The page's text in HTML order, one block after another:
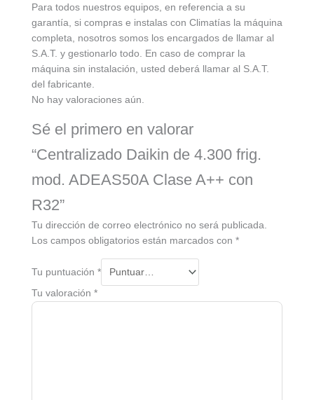
Para todos nuestros equipos, en referencia a su
garantía, si compras e instalas con Climatías la máquina
completa, nosotros somos los encargados de llamar al
S.A.T. y gestionarlo todo. En caso de comprar la
máquina sin instalación, usted deberá llamar al S.A.T.
del fabricante.
No hay valoraciones aún.
Sé el primero en valorar
“Centralizado Daikin de 4.300 frig.
mod. ADEAS50A Clase A++ con
R32”
Tu dirección de correo electrónico no será publicada.
Los campos obligatorios están marcados con *
Tu puntuación *
Tu valoración *